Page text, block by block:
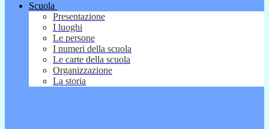
Scuola
Presentazione
I luoghi
Le persone
I numeri della scuola
Le carte della scuola
Organizzazione
La storia